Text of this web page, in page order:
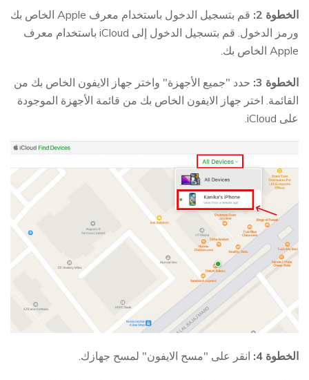
الخطوة 2:
قم بتسجيل الدخول باستخدام معرف Apple الخاص بك
ورمز الدخول. قم بتسجيل الدخول إلى iCloud باستخدام معرف
Apple الخاص بك.
الخطوة 3:
حدد "جميع الأجهزة" واختر جهاز الايفون الخاص بك من
القائمة. اختر جهاز الايفون الخاص بك من قائمة الأجهزة الموجودة
على iCloud.
الخطوة 4: انقر على "مسح الايفون" لمسح جهازك.